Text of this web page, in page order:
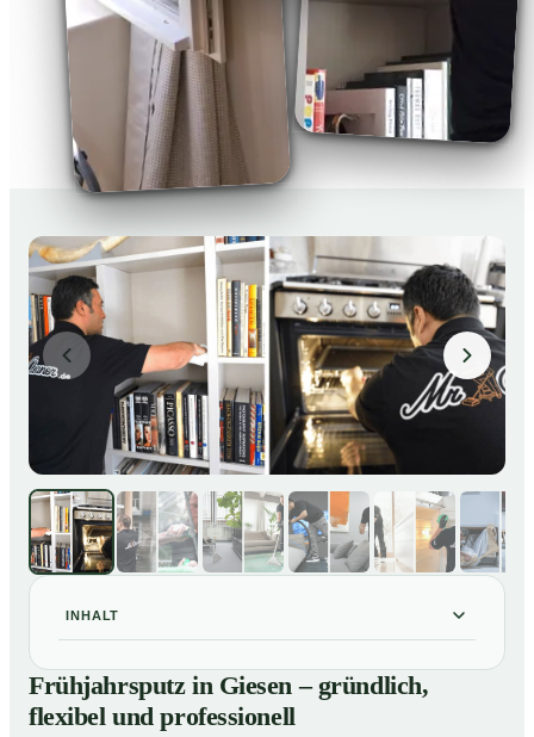
INHALT
01 Frühjahrsputz in Giesen – gründlich, flexibel und
professionell
Frühjahrsputz in Giesen – gründlich,
flexibel und professionell